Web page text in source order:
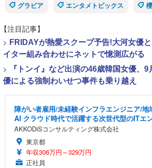
グラビア
エンタメトピックス
【注目記事】
> FRIDAYが熱愛スクープ予告!大河女優
イター組み合わせにネットで憶測広がる
>
『トンイ』など出演の46歳韓国女優、
優による強制わいせつ事件も乗り越え
障がい者雇用/未経験インフラエンジニア/地
AI クラウド時代で活躍する次世代型のITエ
AKKODiSコンサルティング株式会社
東京都
年収306万円～329万円
正社員